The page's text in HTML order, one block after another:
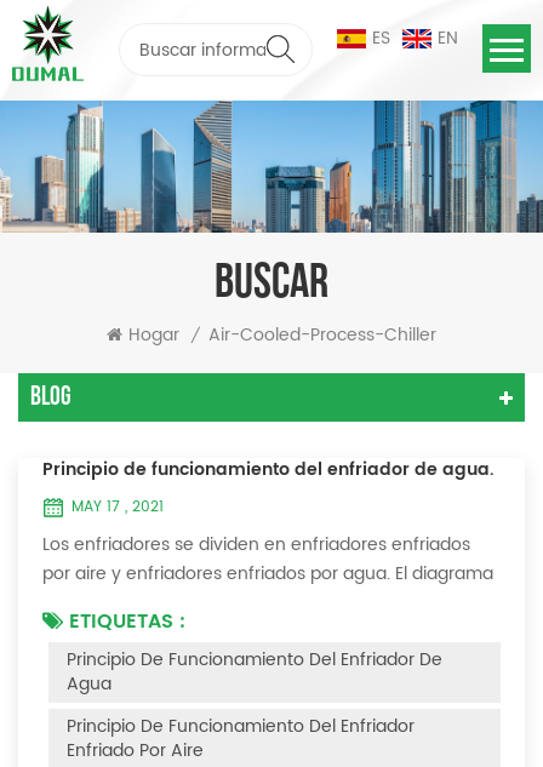
ES EN
BUSCAR
Hogar / Air-Cooled-Process-Chiller
Blog
Principio de funcionamiento del enfriador de agua.
MAY 17 , 2021
Los enfriadores se dividen en enfriadores enfriados
por aire y enfriadores enfriados por agua. El diagrama
enfriados por aire es el siguiente Principio de
funcionamiento del enfriador enfriado por aire El
enfriador enfriado por aire utiliza un evaporador de
carcasa y tubos (o tanque con serpentín) para
intercambiar calor entre el agua y el refrige...
ETIQUETAS :
Principio De Funcionamiento Del Enfriador De
Agua
Principio De Funcionamiento Del Enfriador
Enfriado Por Aire